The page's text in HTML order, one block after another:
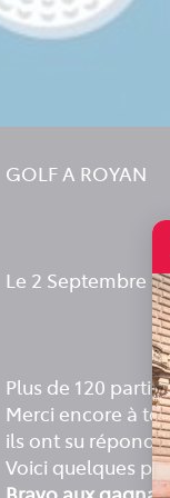
GOLF A ROYAN
Le 2 Septembre
Plus de 120
Merci encore à
ils ont su
Voici quelques
Bravo aux